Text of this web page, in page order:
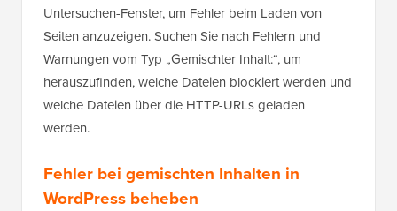
Untersuchen-Fenster, um Fehler beim Laden von
Seiten anzuzeigen. Suchen Sie nach Fehlern und
Warnungen vom Typ „Gemischter Inhalt:“, um
herauszufinden, welche Dateien blockiert werden und
welche Dateien über die HTTP-URLs geladen
werden.
Fehler bei gemischten Inhalten in
WordPress beheben